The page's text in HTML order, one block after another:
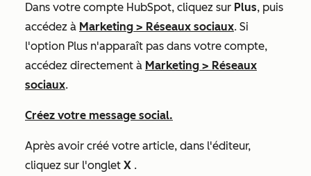
Dans votre compte HubSpot, cliquez sur Plus, puis
accédez à Marketing > Réseaux sociaux. Si
l'option Plus n'apparaît pas dans votre compte,
accédez directement à Marketing > Réseaux
sociaux.
Créez votre message social.
Après avoir créé votre article, dans l'éditeur,
cliquez sur l'onglet X .